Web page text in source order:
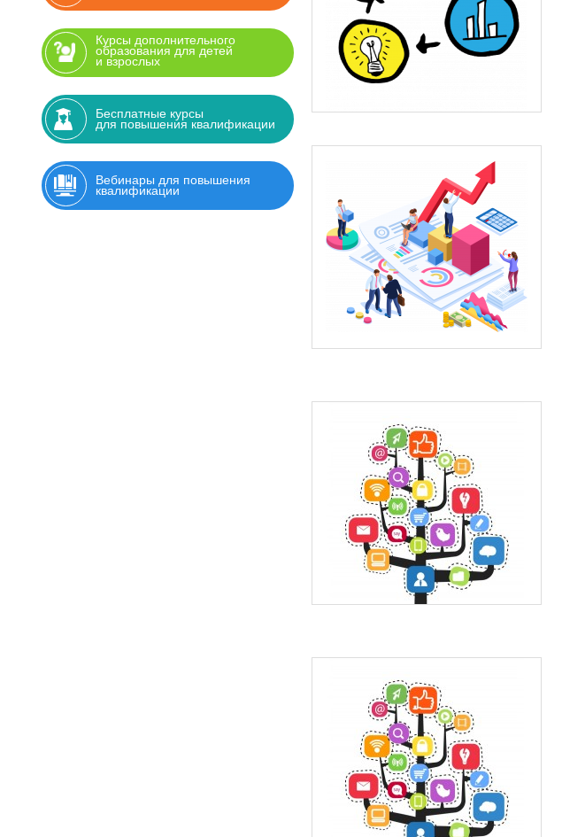
Курсы дополнительного
образования для детей
и взрослых
Бесплатные курсы
для повышения квалификации
Вебинары для повышения
квалификации